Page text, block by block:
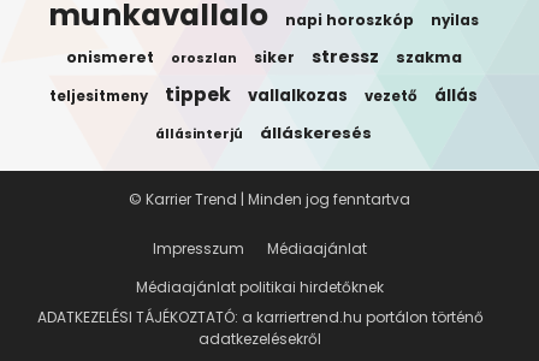
munkavallalo napi horoszkóp nyilas
onismeret oroszlan siker stressz szakma
teljesitmeny tippek vallalkozas vezető állás
állásinterjú álláskeresés
Impresszum
Médiaajánlat
Médiaajánlat politikai hirdetőknek
ADATKEZELÉSI TÁJÉKOZTATÓ: a karriertrend.hu portálon történő
adatkezelésekről
© Karrier Trend | Minden jog fenntartva